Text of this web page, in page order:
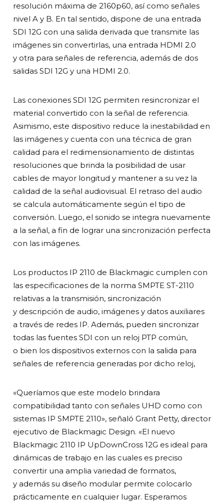
resolución máxima de 2160p60, así como señales
nivel A y B. En tal sentido, dispone de una entrada
SDI 12G con una salida derivada que transmite las
imágenes sin convertirlas, una entrada HDMI 2.0
y otra para señales de referencia, además de dos
salidas SDI 12G y una HDMI 2.0.
Las conexiones SDI 12G permiten resincronizar el
material convertido con la señal de referencia.
Asimismo, este dispositivo reduce la inestabilidad en
las imágenes y cuenta con una técnica de gran
calidad para el redimensionamiento de distintas
resoluciones que brinda la posibilidad de usar
cables de mayor longitud y mantener a su vez la
calidad de la señal audiovisual. El retraso del audio
se calcula automáticamente según el tipo de
conversión. Luego, el sonido se integra nuevamente
a la señal, a fin de lograr una sincronización perfecta
con las imágenes.
Los productos IP 2110 de Blackmagic cumplen con
las especificaciones de la norma SMPTE ST-2110
relativas a la transmisión, sincronización
y descripción de audio, imágenes y datos auxiliares
a través de redes IP. Además, pueden sincronizar
todas las fuentes SDI con un reloj PTP común,
o bien los dispositivos externos con la salida para
señales de referencia generadas por dicho reloj,
«Queríamos que este modelo brindara
compatibilidad tanto con señales UHD como con
sistemas IP SMPTE 2110», señaló Grant Petty, director
ejecutivo de Blackmagic Design. «El nuevo
Blackmagic 2110 IP UpDownCross 12G es ideal para
dinámicas de trabajo en las cuales es preciso
convertir una amplia variedad de formatos,
y además su diseño modular permite colocarlo
prácticamente en cualquier lugar. Esperamos